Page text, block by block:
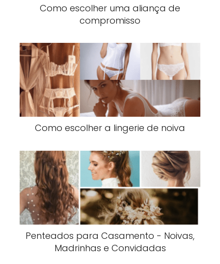
Como escolher uma aliança de
compromisso
Como escolher a lingerie de noiva
Penteados para Casamento - Noivas,
Madrinhas e Convidadas